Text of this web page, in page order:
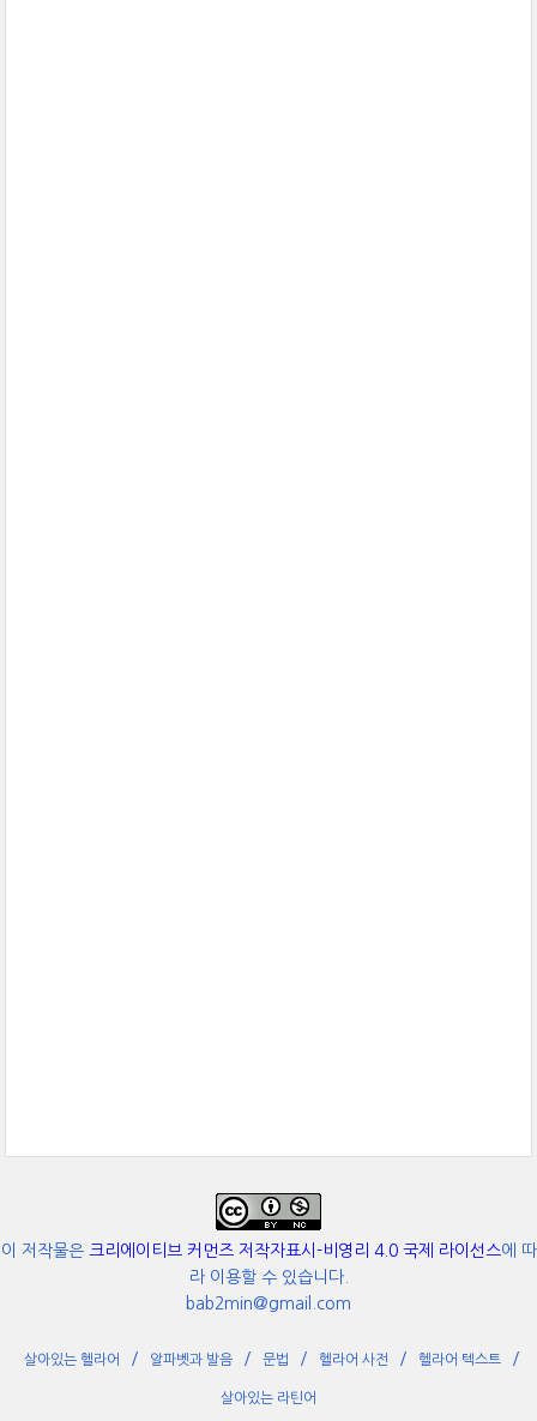
이 저작물은 크리에이티브 커먼즈 저작자표시-비영리 4.0 국제 라이선스에 따
라 이용할 수 있습니다.
bab2min@gmail.com
살아있는 헬라어 알파벳과 발음 문법 헬라어 사전 헬라어 텍스트
살아있는 라틴어